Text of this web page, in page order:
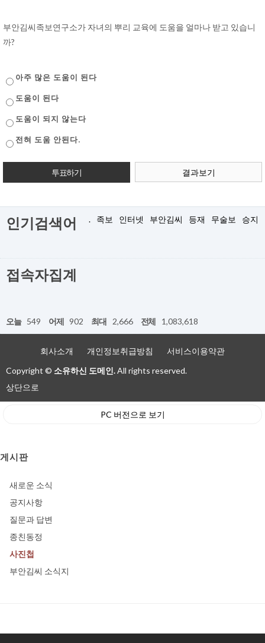
부안김씨족보연구소가 자녀의 뿌리 교육에 도움을 얼마나 받고 있습니
까?
아주 많은 도움이 된다
도움이 된다
도움이 되지 않는다
전혀 도움 안된다.
결과보기
인기검색어 . 족보 인터넷 부안김씨 등재 무술보 승지
접속자집계
오늘 549 어제 902 최대 2,666 전체 1,083,618
회사소개 개인정보취급방침
서비스이용약관
Copyright © 소유하신 도메인.All rights reserved.
상단으로
PC 버전으로 보기
게시판
새로운 소식
공지사항
질문과 답변
종친동정
사진첩
부안김씨 소식지